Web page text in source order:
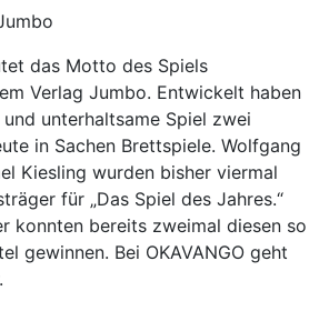
das Motto des Spiels
Verlag Jumbo. Entwickelt haben
unterhaltsame Spiel zwei
in Sachen Brettspiele. Wolfgang
Kiesling wurden bisher viermal
für „Das Spiel des Jahres.“
konnten bereits zweimal diesen so
gewinnen. Bei OKAVANGO geht